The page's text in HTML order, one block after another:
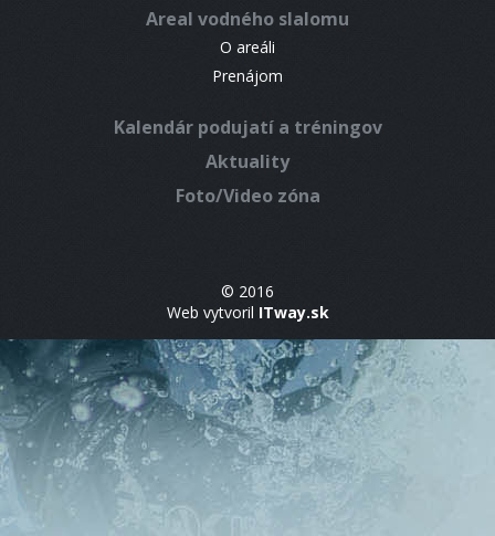
Areal vodného slalomu
O areáli
Prenájom
Kalendár podujatí a tréningov
Aktuality
Foto/Video zóna
© 2016
Web vytvoril ITway.sk